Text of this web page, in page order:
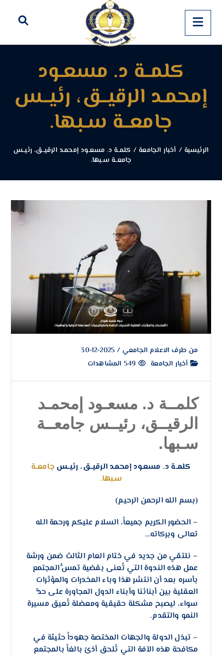
كلمــة د. مسعـود
إمحمـد الرقيــق، رئيــس
جامعــة سـبها.
الرئيسية / أخبار الجامعة / كلمــة د. مسعـود إمحمـد الرقيــق، رئيــس
جامعــة سـبها.
من طرف الاعلام الجامعي /
2025-12-30
أخبار الجامعة
كلمــة د. مسعـود إمحمـد
الرقيــق، رئيــس جامعــة
سـبها.
كلمــة د. مسعـود إمحمـد الرقيــق، رئيــس جامعــة
سـبها.
(بسم الله الرحمن الرحيم)
– الحضور الكريم جميعاً، السلام عليكم ورحمة الله
تعالى وبركاته…
– نلتقي من جديد في ختام العام الثالث ضمن ورشة
عمل هذه الندوة التي تُعنى بقضية تمسُّ المجتمع
بأسره بعد أن انتشر هذا وباء المخدرات والمؤثرات
العقلية بين أبنائنا وأبناء الدول المجاورة على حدٍّ
سواء، ليصبح مشكلة حقيقية ومعضلة تُعيق مسيرة
النمو والتقدم.
– تبذل الدولة والجهات المختصة جهوداً حثيثة في
مكافحة هذه الآفة التي تُلحق أذىً بالغاً بالمجتمع